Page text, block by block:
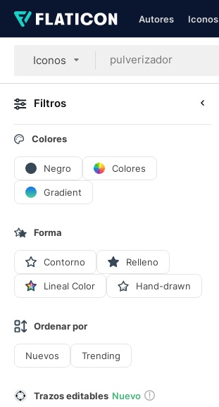
Autores Iconos
Iconos
Filtros
Colores
Negro Colores
Gradient
Forma
Contorno Relleno
Lineal Color Hand-drawn
Ordenar por
Nuevos Trending
Trazos editables Nuevo